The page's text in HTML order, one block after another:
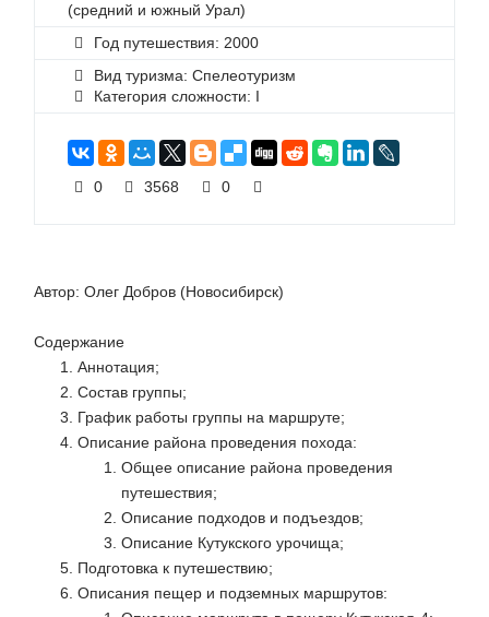
(средний и южный Урал)
Год путешествия: 2000
Вид туризма: Спелеотуризм
Категория сложности: I
0 3568 0
Автор: Олег Добров (Новосибирск)
Содержание
Аннотация;
Состав группы;
График работы группы на маршруте;
Описание района проведения похода:
Общее описание района проведения
путешествия;
Описание подходов и подъездов;
Описание Кутукского урочища;
Подготовка к путешествию;
Описания пещер и подземных маршрутов: